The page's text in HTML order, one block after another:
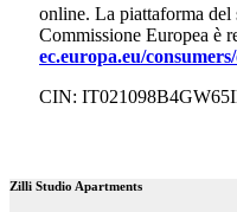
online. La piattaforma del
Commissione Europea è
ec.europa.eu/
CIN:
Zilli Studio Apartments